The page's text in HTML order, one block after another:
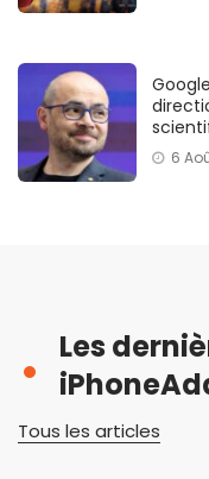
6
Les
Tous les articles